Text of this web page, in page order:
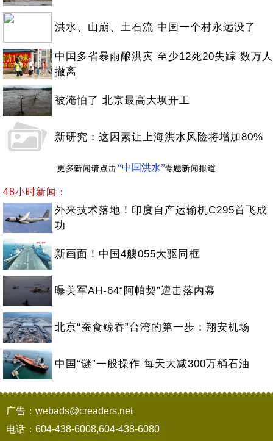
洪水、山崩、土石流 中国一个村永远没了
中国多省暴雨酿洪灾 至少12死20失踪 数万人
撤离
被淹怕了 北京最高大坝开工
新研究：这因素让上海洪水风险将增加80%
“中国洪水”
48小时新闻：
外来技术落地！印度自产运输机C295首飞成
功
新画面！中国4艘055大驱同框
曝美军AH-64“阿帕契”遭击落内幕
北京“蚕食鲸吞”台湾的第一步：翔安机场
中国“谜”一般操作 每天大减300万桶石油
广告：webads@creaders.net
电话：604-438-6008,604-438-6080